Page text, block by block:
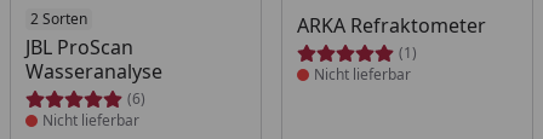
2 Sorten
JBL ProScan
Wasseranalyse
(6)
Produkt nicht lieferbar
Nicht lieferbar
ARKA Refraktometer
(1)
Produkt nicht lieferbar
Nicht lieferbar